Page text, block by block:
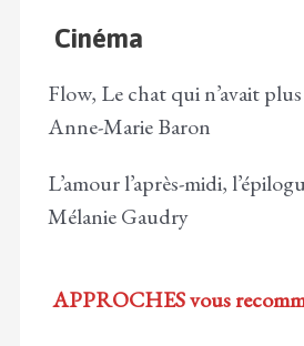
Cinéma
Flow, Le chat qui n’avait
Anne-Marie Baron
L’amour l’après-midi,
Mélanie Gaudry
APPROCHES vous